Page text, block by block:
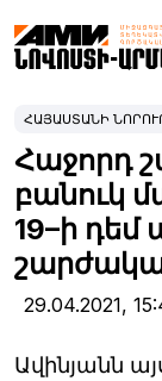
ՀԱՅԱՍՏԱՆԻ
Հաջորդ
բանուկ
19–ի
29.04.2021,
Ավինյանն